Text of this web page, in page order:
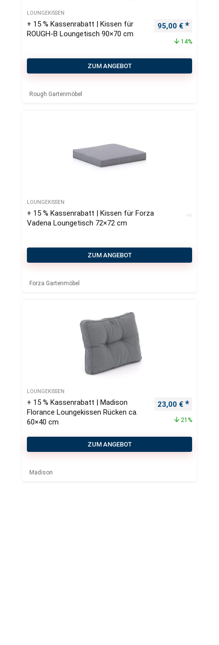
LOUNGEKISSEN
+ 15 % Kassenrabatt | Kissen für
ROUGH-B Loungetisch 90×70 cm
Ursprünglicher
95,00 €
14%
ZUM ANGEBOT
Rough Gartenmöbel
LOUNGEKISSEN
+ 15 % Kassenrabatt | Kissen für Forza
Vadena Loungetisch 72×72 cm
ZUM ANGEBOT
Forza Gartenmöbel
LOUNGEKISSEN
+ 15 % Kassenrabatt | Madison
Florance Loungekissen Rücken ca.
60×40 cm
Ursprünglicher
23,00 €
21%
ZUM ANGEBOT
Madison